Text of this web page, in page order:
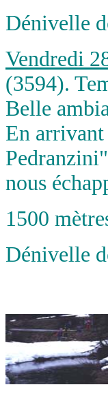
Dénivelle
Vendredi
(3594).
Belle
En
nous
1500
Dénivelle